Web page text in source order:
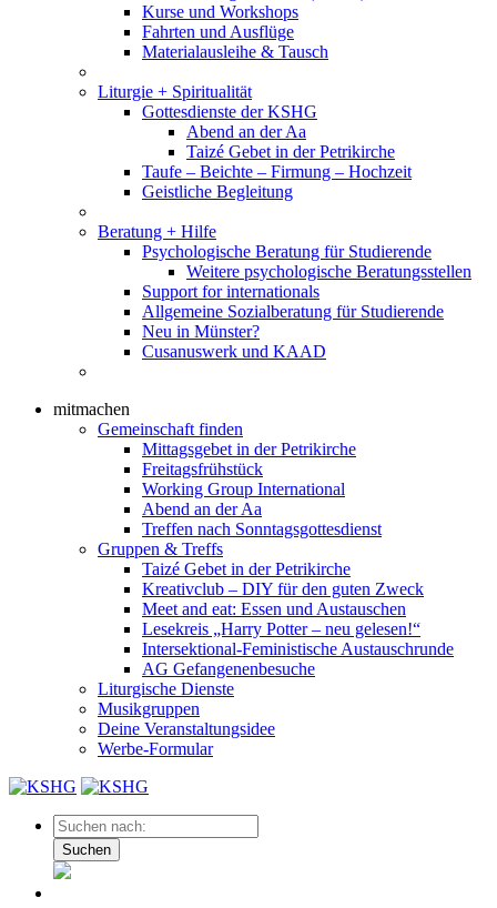
Kurse und Workshops
Fahrten und Ausflüge
Materialausleihe & Tausch
Liturgie + Spiritualität
Gottesdienste der KSHG
Abend an der Aa
Taizé Gebet in der Petrikirche
Taufe – Beichte – Firmung – Hochzeit
Geistliche Begleitung
Beratung + Hilfe
Psychologische Beratung für Studierende
Weitere psychologische Beratungsstellen
Support for internationals
Allgemeine Sozialberatung für Studierende
Neu in Münster?
Cusanuswerk und KAAD
mitmachen
Gemeinschaft finden
Mittagsgebet in der Petrikirche
Freitagsfrühstück
Working Group International
Abend an der Aa
Treffen nach Sonntagsgottesdienst
Gruppen & Treffs
Taizé Gebet in der Petrikirche
Kreativclub – DIY für den guten Zweck
Meet and eat: Essen und Austauschen
Lesekreis „Harry Potter – neu gelesen!“
Intersektional-Feministische Austauschrunde
AG Gefangenenbesuche
Liturgische Dienste
Musikgruppen
Deine Veranstaltungsidee
Werbe-Formular
Suchen